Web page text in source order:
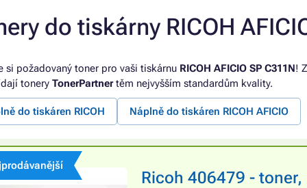
do tiskárny RICOH
si požadovaný toner pro vaši tiskárnu RICOH AFICIO SP C311N!
tonery TonerPartnertěm nejvyšším standardům kvality.
do tiskáren RICOH Náplně do tiskáren RICOH AFICIO
Ricoh 406479 -